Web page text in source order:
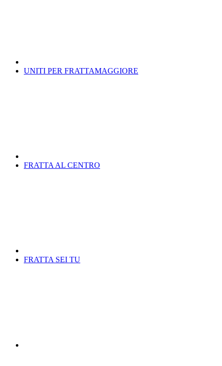
UNITI PER FRATTAMAGGIORE
FRATTA AL CENTRO
FRATTA SEI TU